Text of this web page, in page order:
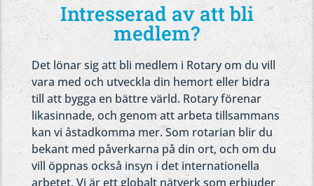
Intresserad av att bli
medlem?
Det lönar sig att bli medlem i Rotary om du vill
vara med och utveckla din hemort eller bidra
till att bygga en bättre värld. Rotary förenar
likasinnade, och genom att arbeta tillsammans
kan vi åstadkomma mer. Som rotarian blir du
bekant med påverkarna på din ort, och om du
vill öppnas också insyn i det internationella
arbetet. Vi är ett globalt nätverk som erbjuder